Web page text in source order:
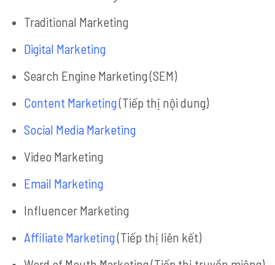
Traditional Marketing
Digital Marketing
Search Engine Marketing (SEM)
Content Marketing(Tiếp thị nội dung)
Social Media Marketing
Video Marketing
Email Marketing
Influencer Marketing
Affiliate Marketing(Tiếp thị liên kết)